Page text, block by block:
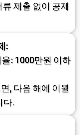
제출 없이 공제
:
: 1000만원 이하
, 다음 해에 이월
다.